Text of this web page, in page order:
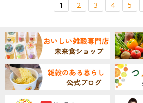
1 2 3 4 5